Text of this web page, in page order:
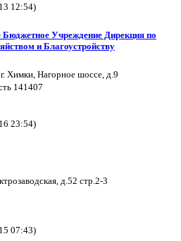
12:54)
Учреждение Дирекция по
и Благоустройству
Химки, Нагорное шоссе, д.9
141407
23:54)
д.52 стр.2-3
07:43)